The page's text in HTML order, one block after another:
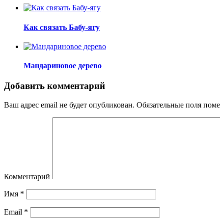
Как связать Бабу-ягу
Мандариновое дерево
Добавить комментарий
Ваш адрес email не будет опубликован. Обязательные поля
Комментарий
Имя *
Email *